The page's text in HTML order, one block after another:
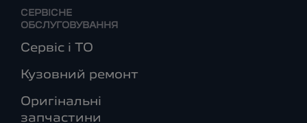
СЕРВІСНЕ
ОБСЛУГОВУВАННЯ
Сервіс і ТО
Кузовний ремонт
Оригінальні
запчастини